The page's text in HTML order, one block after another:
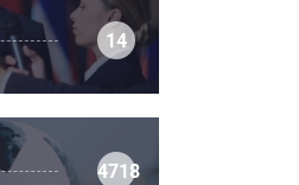
14
4718